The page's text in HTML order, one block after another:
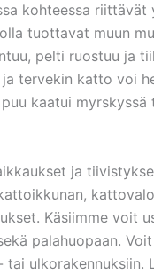
kohteessa
tuottavat muun
pelti ruostuu ja
ja tervekin katto
kaatui
ja
Käsiimme voit
palahuopaan.